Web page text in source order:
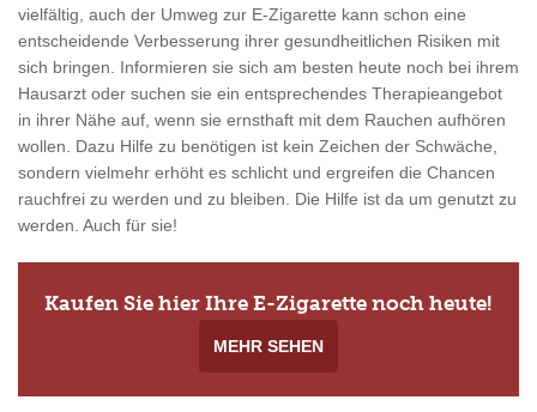
vielfältig, auch der Umweg zur E-Zigarette kann schon eine
entscheidende Verbesserung ihrer gesundheitlichen Risiken mit
sich bringen. Informieren sie sich am besten heute noch bei ihrem
Hausarzt oder suchen sie ein entsprechendes Therapieangebot
in ihrer Nähe auf, wenn sie ernsthaft mit dem Rauchen aufhören
wollen. Dazu Hilfe zu benötigen ist kein Zeichen der Schwäche,
sondern vielmehr erhöht es schlicht und ergreifen die Chancen
rauchfrei zu werden und zu bleiben. Die Hilfe ist da um genutzt zu
werden. Auch für sie!
Kaufen Sie hier Ihre E-Zigarette noch heute!
MEHR SEHEN